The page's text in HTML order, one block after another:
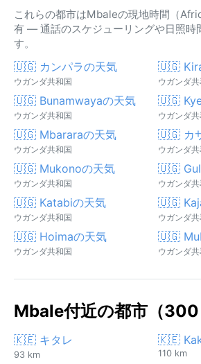
これらの都市はMbaleの現地時間（
有 — 通話のスケジューリングや日照時
す。
🇺🇬 カンパラの天気
ウガンダ共和国
🇺🇬
ウガンダ
🇺🇬 Bunamwayaの天気
ウガンダ共和国
🇺🇬
ウガンダ
🇺🇬 Mbararaの天気
ウガンダ共和国
🇺🇬 カ
ウガンダ
🇺🇬 Mukonoの天気
ウガンダ共和国
🇺🇬
ウガンダ
🇺🇬 Katabiの天気
ウガンダ共和国
🇺🇬
ウガンダ
🇺🇬 Hoimaの天気
ウガンダ共和国
🇺🇬
ウガンダ
Mbale付近の都市（300
🇰🇪 キタレ
93 km
🇰🇪
110 km